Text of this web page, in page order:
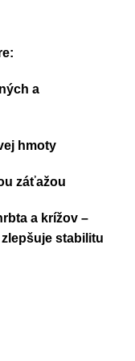
a
hmoty
záťažou
a krížov –
stabilitu